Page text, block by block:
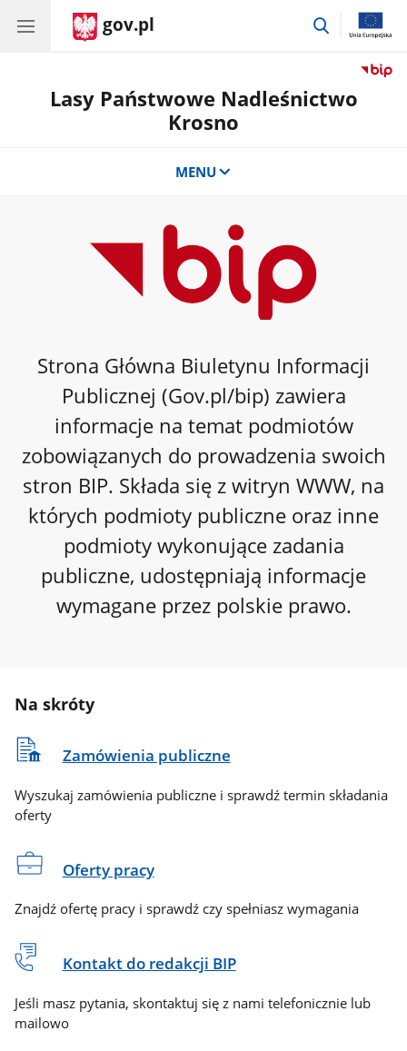
gov.pl
przejdź
Lasy Państwowe Nadleśnictwo
Krosno
MENU
Strona Główna Biuletynu Informacji
Publicznej (Gov.pl/bip) zawiera
informacje na temat podmiotów
zobowiązanych do prowadzenia swoich
stron BIP. Składa się z witryn WWW, na
których podmioty publiczne oraz inne
podmioty wykonujące zadania
publiczne, udostępniają informacje
wymagane przez polskie prawo.
Na skróty
Zamówienia publiczne
Wyszukaj zamówienia publiczne i sprawdź termin składania
oferty
Oferty pracy
Znajdź ofertę pracy i sprawdź czy spełniasz wymagania
Kontakt do redakcji BIP
Jeśli masz pytania, skontaktuj się z nami telefonicznie lub
mailowo